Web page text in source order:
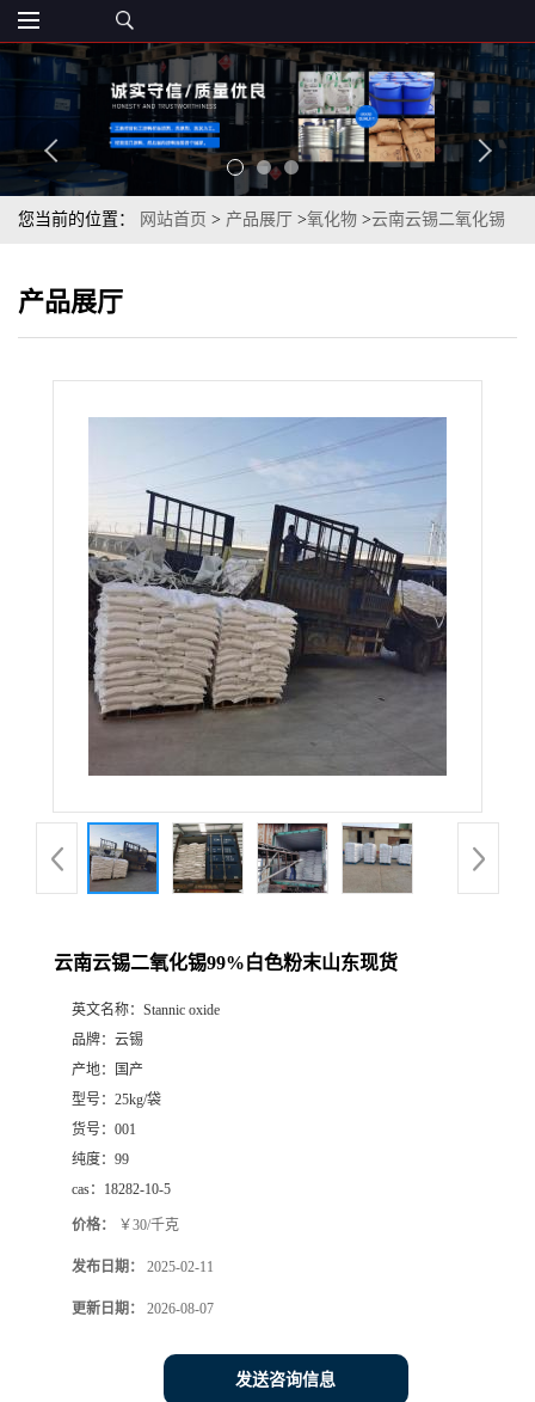
您当前的位置： 网站首页 > 产品展厅 >氧化物 >云南云锡二氧化锡
产品展厅
云南云锡二氧化锡99%白色粉末山东现货
英文名称： Stannic oxide
品牌： 云锡
产地：
国产
型号： 25kg/袋
货号： 001
纯度： 99
cas： 18282-10-5
价格： ￥30/千克
发布日期： 2025-02-11
更新日期： 2026-08-07
发送咨询信息